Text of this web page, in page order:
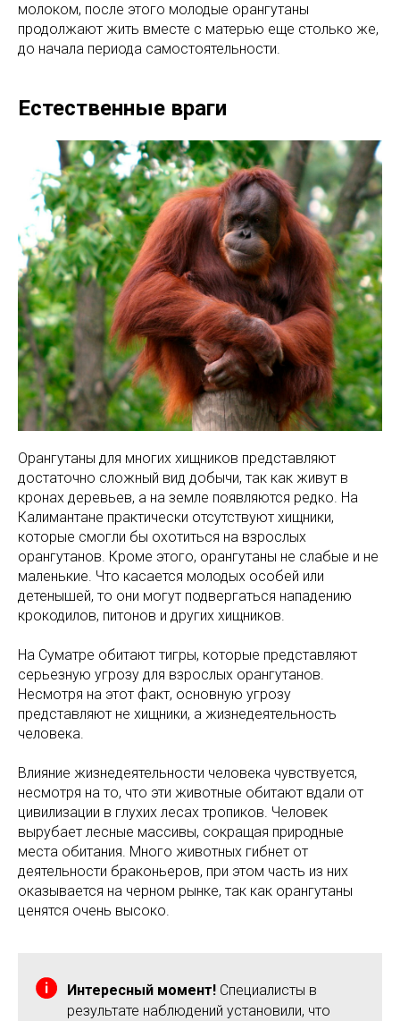
молоком, после этого молодые орангутаны
продолжают жить вместе с матерью еще столько же,
до начала периода самостоятельности.
Естественные враги
Орангутаны для многих хищников представляют
достаточно сложный вид добычи, так как живут в
кронах деревьев, а на земле появляются редко. На
Калимантане практически отсутствуют хищники,
которые смогли бы охотиться на взрослых
орангутанов. Кроме этого, орангутаны не слабые и не
маленькие. Что касается молодых особей или
детенышей, то они могут подвергаться нападению
крокодилов, питонов и других хищников.
На Суматре обитают тигры, которые представляют
серьезную угрозу для взрослых орангутанов.
Несмотря на этот факт, основную угрозу
представляют не хищники, а жизнедеятельность
человека.
Влияние жизнедеятельности человека чувствуется,
несмотря на то, что эти животные обитают вдали от
цивилизации в глухих лесах тропиков. Человек
вырубает лесные массивы, сокращая природные
места обитания. Много животных гибнет от
деятельности браконьеров, при этом часть из них
оказывается на черном рынке, так как орангутаны
ценятся очень высоко.
Интересный момент! Специалисты в
результате наблюдений установили, что